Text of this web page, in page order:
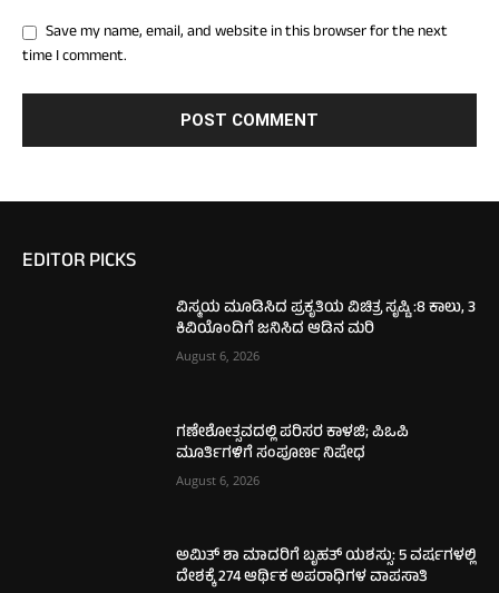
Save my name, email, and website in this browser for the next
time I comment.
EDITOR PICKS
ವಿಸ್ಮಯ ಮೂಡಿಸಿದ ಪ್ರಕೃತಿಯ ವಿಚಿತ್ರ ಸೃಷ್ಟಿ :8 ಕಾಲು, 3
ಕಿವಿಯೊಂದಿಗೆ ಜನಿಸಿದ ಆಡಿನ ಮರಿ
August 6, 2026
ಗಣೇಶೋತ್ಸವದಲ್ಲಿ ಪರಿಸರ ಕಾಳಜಿ; ಪಿಒಪಿ
ಮೂರ್ತಿಗಳಿಗೆ ಸಂಪೂರ್ಣ ನಿಷೇಧ
August 6, 2026
ಅಮಿತ್ ಶಾ ಮಾದರಿಗೆ ಬೃಹತ್ ಯಶಸ್ಸು: 5 ವರ್ಷಗಳಲ್ಲಿ
ದೇಶಕ್ಕೆ 274 ಆರ್ಥಿಕ ಅಪರಾಧಿಗಳ ವಾಪಸಾತಿ